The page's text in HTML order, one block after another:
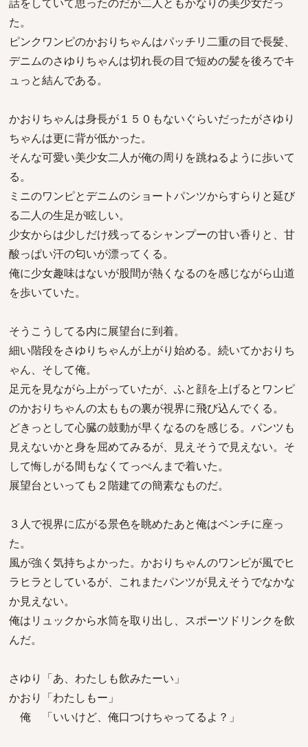
た。
ピンクワンピのかおりちゃんはパッチリ二重の目で長髪、
デニムのさゆりちゃんは切れ長の目で短めの髪を後ろでキ
ュっと結んである。
かおりちゃんは身長が１５０もないぐらいだったがさゆり
ちゃんは更に背が低かった。
そんな可愛い美少女二人が俺の周りを跳ねるように歩いて
る。
ミニのワンピとデニムのショートパンツからすらりと延び
る二人の生足が眩しい。
少女からは少しだけ残ってるシャンプーの甘い香りと、甘
酸っぱい汗の匂いが漂ってくる。
俺に少女趣味はないが股間が熱くなるのを感じながら山道
を歩いていた。
そうこうしてる内に展望台に到着。
細い階段をさゆりちゃんが上がり始める。続いてかおりち
ゃん、そして俺。
足元を見ながら上がっていたが、ふと顔を上げるとワンピ
のかおりちゃんの太ももの裏が視界に飛び込んでくる。
どきっとして心臓の鼓動が早くなるのを感じる。パンツも
見えないかと身を屈めてみるが、見えそうで見えない。そ
して悔しがる間もなくてっぺんまで着いた。
展望台といっても２階建ての簡素なものだ。
３人で視界に広がる景色を眺めたあと俺はベンチに座っ
た。
風が強く気持ちよかった。かおりちゃんのワンピが風でヒ
ラヒラとしているが、これまたパンツが見えそうでなかな
か見えない。
俺はリュックから水筒を取り出し、スポーツドリンクを飲
んだ。
さゆり「あ、わたしも飲みたーい」
かおり「わたしもー」
俺 「いいけど、俺口つけちゃってるよ？」